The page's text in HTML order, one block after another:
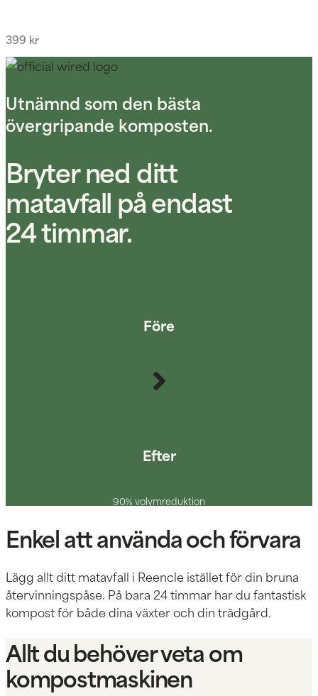
399 kr
Utnämnd som den bästa
övergripande komposten.
Bryter ned ditt
matavfall på endast
24 timmar.
Före
Efter
90% volymreduktion
Enkel att använda och förvara
Lägg allt ditt matavfall i Reencle istället för din bruna
återvinningspåse. På bara 24 timmar har du fantastisk
kompost för både dina växter och din trädgård.
Allt du behöver veta om
kompostmaskinen